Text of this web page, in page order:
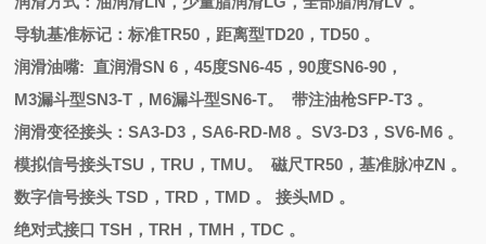
导轨基准标记：标准TR50，距离型TD20，TD50 。
润滑油嘴: 直润滑SN 6 ，45度SN6-45，90度SN6-90，
M3漏斗型SN3-T，M6漏斗型SN6-T。 带注油枪SFP-T3 。
润滑变径接头：SA3-D3，SA6-RD-M8 。SV3-D3，SV6-M6 。
模拟信号接头TSU，TRU，TMU。 磁尺TR50，基准脉冲ZN 。
数字信号接头 TSD，TRD，TMD 。 接头MD 。
绝对式接口 TSH，TRH，TMH，TDC 。